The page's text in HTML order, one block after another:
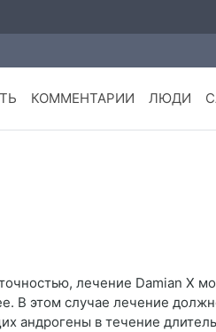
КОММЕНТАРИИ ЛЮДИ
лечение Damian X
В этом случае лечение
андрогены в течение